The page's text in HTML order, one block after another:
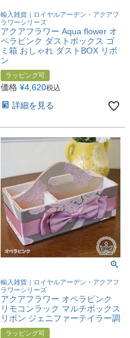
輸入雑貨｜ロイヤルアーデン・アクアフ
ラワーシリーズ
アクアフラワー Aqua flower オ
ペラピンク ダストボックス ゴ
ミ箱 おしゃれ ダストBOX リボ
ン
ラッピング可
価格 ¥4,620税込
詳細を見る
輸入雑貨｜ロイヤルアーデン・アクアフ
ラワーシリーズ
アクアフラワー オペラピンク
リモコンラック マルチボックス
リボン ジェニファーテイラー調
ラッピング可